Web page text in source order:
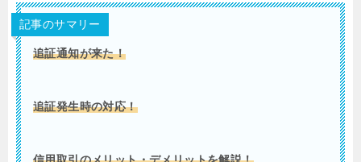
記事のサマリー
追証通知が来た！
追証発生時の対応！